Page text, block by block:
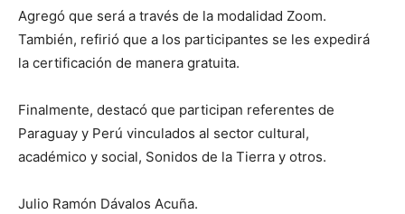
Agregó que será a través de la modalidad Zoom.
También, refirió que a los participantes se les expedirá
la certificación de manera gratuita.
Finalmente, destacó que participan referentes de
Paraguay y Perú vinculados al sector cultural,
académico y social, Sonidos de la Tierra y otros.
Julio Ramón Dávalos Acuña.